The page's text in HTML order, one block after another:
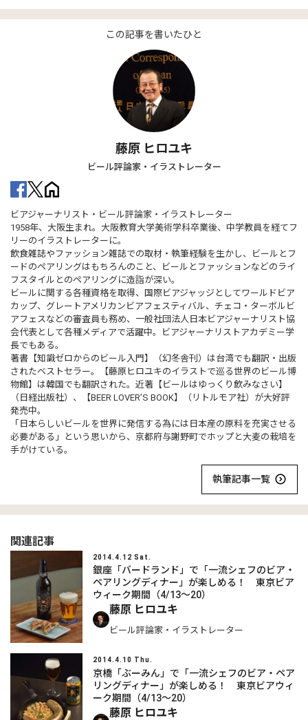
この記事を書いたひと
藤原 ヒロユキ
ビール評論家・イラストレーター
ビアジャーナリスト・ビール評論家・イラストレーター
1958年、大阪生まれ。大阪教育大学美術学科卒業後、中学教員を経てフ
リーのイラストレーターに。
飲食雑誌やファッション雑誌での取材・執筆経験を生かし、ビールとフ
ードのペアリングはもちろんのこと、ビールとファッションなどのライ
フスタイルとのペアリングに造詣が深い。
ビールに関する各種資格を取得、国際ビアジャッジとしてワールドビア
カップ、グレートアメリカンビアフェスティバル、チェコ・ターボルビ
アフェスなどの審査員も務め、一般社団法人日本ビアジャーナリスト協
会代表として各種メディアで活躍中。ビアジャーナリストアカデミー学
長でもある。
著書【知識ゼロからのビール入門】（幻冬舎刊）は台湾でも翻訳・出版
されたベストセラー。【藤原ヒロユキのイラストで巡る世界のビール博
物館】は韓国でも翻訳された。近著【ビールはゆっくり飲みなさい】
（日経出版社）、【BEER LOVER’S BOOK】（リトルモア社）が大好評
発売中。
「日本らしいビールを世界に発信する為には日本産の原料を充実させる
必要がある」という思いから、京都府与謝野町でホップと大麦の栽培を
手がけている。
執筆記事一覧
関連記事
2014.4.12 Sat.
銀座「バードランド」で「一流シェフのビア・
ペアリングディナー」が楽しめる！ 東京ビア
ウィーク期間（4/13～20）
藤原 ヒロユキ
ビール評論家・イラストレーター
2014.4.10 Thu.
京橋「ぶーみん」で「一流シェフのビア・ペア
リングディナー」が楽しめる！ 東京ビアウィ
ーク期間（4/13～20）
藤原 ヒロユキ